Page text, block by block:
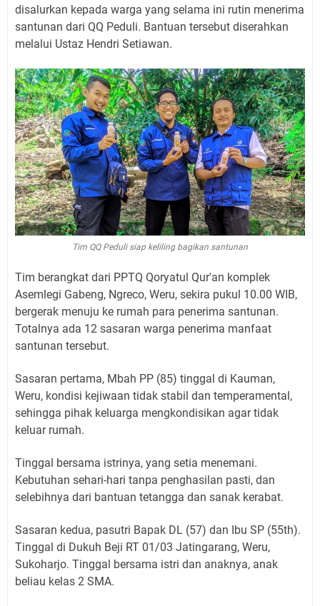
disalurkan kepada warga yang selama ini rutin menerima
santunan dari QQ Peduli. Bantuan tersebut diserahkan
melalui Ustaz Hendri Setiawan.
Tim QQ Peduli siap keliling bagikan santunan
Tim berangkat dari PPTQ Qoryatul Qur'an komplek
Asemlegi Gabeng, Ngreco, Weru, sekira pukul 10.00 WIB,
bergerak menuju ke rumah para penerima santunan.
Totalnya ada 12 sasaran warga penerima manfaat
santunan tersebut.
Sasaran pertama, Mbah PP (85) tinggal di Kauman,
Weru, kondisi kejiwaan tidak stabil dan temperamental,
sehingga pihak keluarga mengkondisikan agar tidak
keluar rumah.
Tinggal bersama istrinya, yang setia menemani.
Kebutuhan sehari-hari tanpa penghasilan pasti, dan
selebihnya dari bantuan tetangga dan sanak kerabat.
Sasaran kedua, pasutri Bapak DL (57) dan Ibu SP (55th).
Tinggal di Dukuh Beji RT 01/03 Jatingarang, Weru,
Sukoharjo. Tinggal bersama istri dan anaknya, anak
beliau kelas 2 SMA.